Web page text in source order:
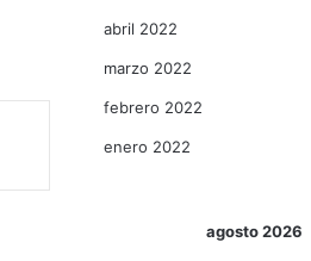
abril 2022
marzo 2022
febrero 2022
enero 2022
agosto 2026